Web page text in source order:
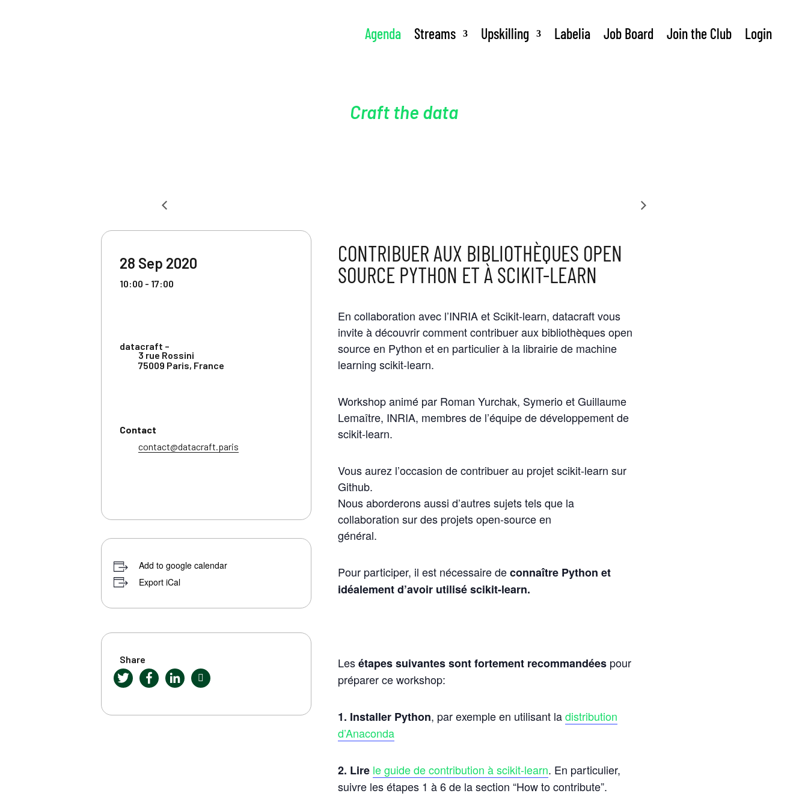
Agenda Streams Upskilling Labelia Job Board Join the Club Login
Craft the data
28 Sep 2020
10:00 - 17:00
datacraft –
3 rue Rossini
75009 Paris, France
Contact
contact@datacraft.paris
Add to google calendar
Export iCal
Share
CONTRIBUER AUX BIBLIOTHÈQUES OPEN
SOURCE PYTHON ET À SCIKIT-LEARN
En collaboration avec l’INRIA et Scikit-learn, datacraft vous
invite à découvrir comment contribuer aux bibliothèques open
source en Python et en particulier à la librairie de machine
learning scikit-learn.
Workshop animé par Roman Yurchak, Symerio et Guillaume
Lemaître, INRIA, membres de l’équipe de développement de
scikit-learn.
Vous aurez l’occasion de contribuer au projet scikit-learn sur
Github.
Nous aborderons aussi d’autres sujets tels que la
collaboration sur des projets open-source en
général.
Pour participer, il est nécessaire deconnaître Python et
idéalement d’avoir utilisé scikit-learn.
Lesétapes suivantes sont fortement recommandées pour
préparer ce workshop:
1. Installer Python, par exemple en utilisant ladistribution
d’Anaconda
2. Lire le guide de contribution à scikit-learn. En particulier,
suivre les étapes 1 à 6 de la section “How to contribute”.